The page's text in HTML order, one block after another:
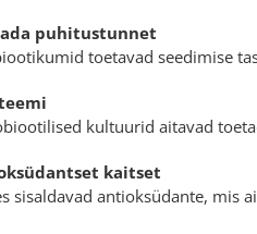
puhitustunnet
toetavad seedimise
kultuurid aitavad
kaitset
sisaldavad antioksüdante, mis